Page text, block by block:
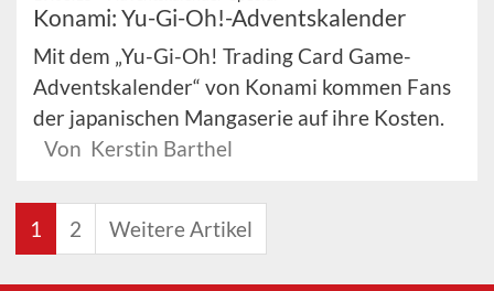
Konami: Yu-Gi-Oh!-Adventskalender
Mit dem „Yu-Gi-Oh! Trading Card Game-
Adventskalender“ von Konami kommen Fans
der japanischen Mangaserie auf ihre Kosten.
Von Kerstin Barthel
1 2 Weitere Artikel